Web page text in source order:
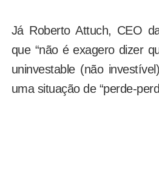
Já Roberto Attuch, CEO
que “não é exagero dizer
uninvestable (não
uma situação de “perde-